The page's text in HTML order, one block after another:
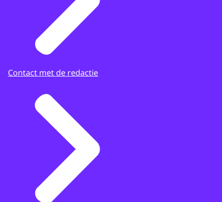
Contact met de redactie